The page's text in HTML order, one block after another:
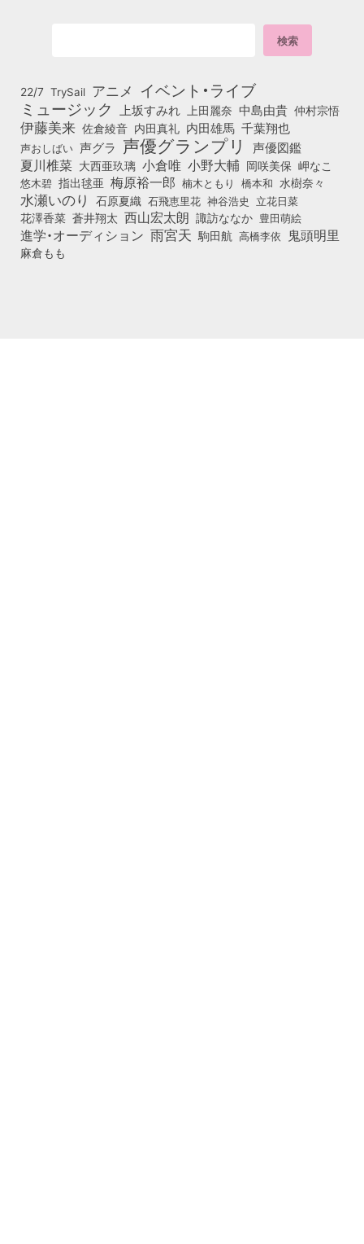
22/7 TrySail アニメ イベント・ライブ
ミュージック 上坂すみれ 上田麗奈 中島由貴 仲村宗悟
伊藤美来 佐倉綾音 内田真礼 内田雄馬 千葉翔也
声おしばい 声グラ 声優グランプリ 声優図鑑
夏川椎菜 大西亜玖璃 小倉唯 小野大輔 岡咲美保 岬なこ
悠木碧 指出毬亜 梅原裕一郎 楠木ともり 橋本和 水樹奈々
水瀬いのり 石原夏織 石飛恵里花 神谷浩史 立花日菜
花澤香菜 蒼井翔太 西山宏太朗 諏訪ななか 豊田萌絵
進学・オーディション 雨宮天 駒田航 高橋李依 鬼頭明里
麻倉もも